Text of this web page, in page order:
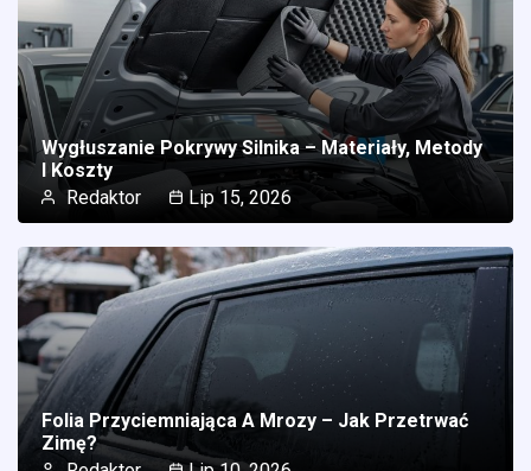
Wygłuszanie Pokrywy Silnika – Materiały, Metody
I Koszty
Redaktor
Lip 15, 2026
Folia Przyciemniająca A Mrozy – Jak Przetrwać
Zimę?